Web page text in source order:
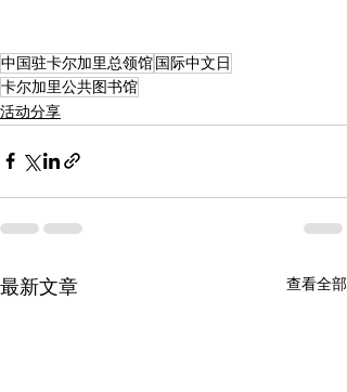
中国驻卡尔加里总领馆国际中文日
卡尔加里公共图书馆
活动分享
最新文章 查看全部